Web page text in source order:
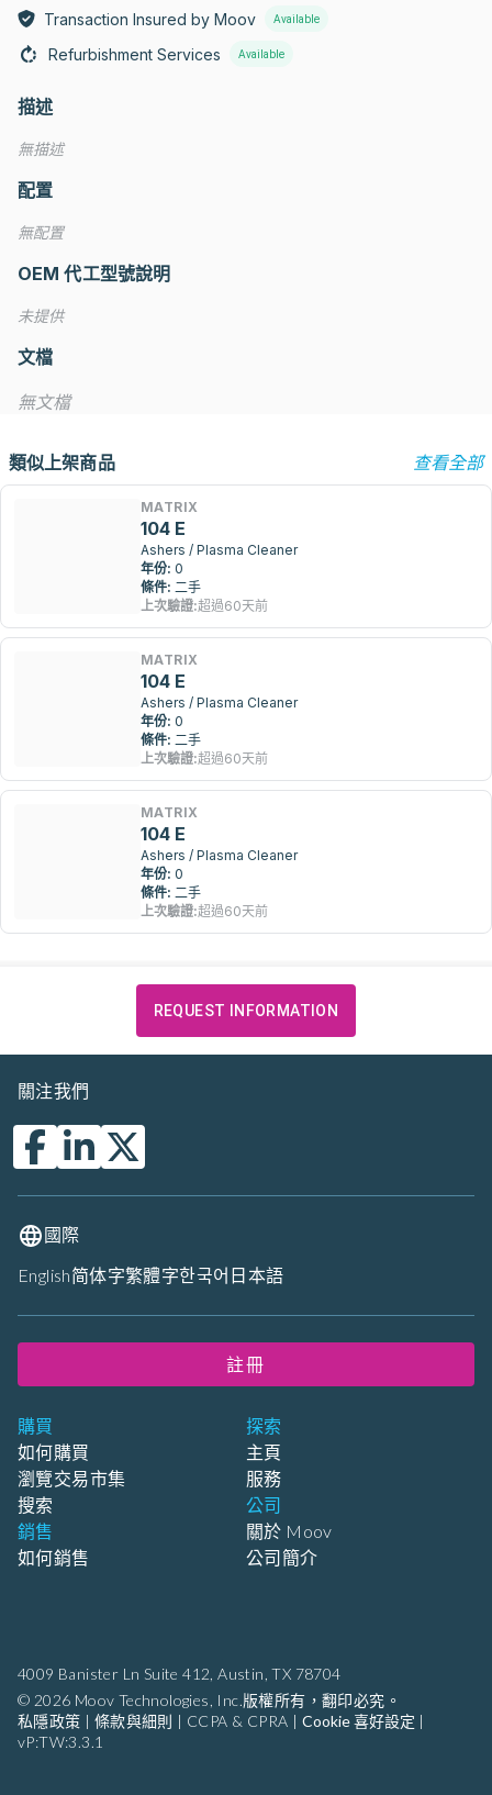
Transaction Insured by Moov Available
Refurbishment Services Available
描述
無描述
配置
無配置
OEM 代工型號說明
未提供
文檔
無文檔
類似上架商品 查看全部
MATRIX
104 E
Ashers / Plasma Cleaner
年份: 0
條件: 二手
上次驗證:超過60天前
MATRIX
104 E
Ashers / Plasma Cleaner
年份: 0
條件: 二手
上次驗證:超過60天前
MATRIX
104 E
Ashers / Plasma Cleaner
年份: 0
條件: 二手
上次驗證:超過60天前
REQUEST INFORMATION
4009 Banister Ln Suite 412, Austin, TX 78704
© 2026 Moov Technologies, Inc.版權所有，翻印必究。
私隱政策 | 條款與細則 | CCPA & CPRA | Cookie 喜好設定 |
vP:TW:3.3.1
購買
如何購買
瀏覽交易市集
搜索
銷售
如何銷售
探索
主頁
服務
公司
關於 Moov
公司簡介
關注我們
國際
English简体字繁體字한국어 日本語
註冊